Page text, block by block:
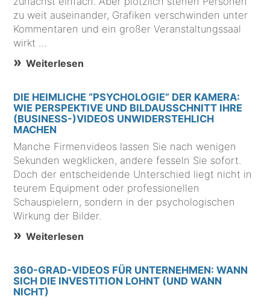
zu weit auseinander, Grafiken verschwinden unter
Kommentaren und ein großer Veranstaltungssaal
wirkt …
Weiterlesen
DIE HEIMLICHE “PSYCHOLOGIE” DER KAMERA:
WIE PERSPEKTIVE UND BILDAUSSCHNITT IHRE
(BUSINESS-)VIDEOS UNWIDERSTEHLICH
MACHEN
Manche Firmenvideos lassen Sie nach wenigen
Sekunden wegklicken, andere fesseln Sie sofort.
Doch der entscheidende Unterschied liegt nicht in
teurem Equipment oder professionellen
Schauspielern, sondern in der psychologischen
Wirkung der Bilder.
Weiterlesen
360-GRAD-VIDEOS FÜR UNTERNEHMEN: WANN
SICH DIE INVESTITION LOHNT (UND WANN
NICHT)